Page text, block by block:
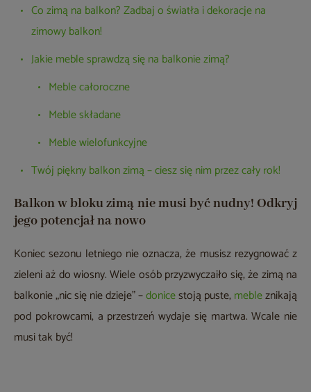
Co zimą na balkon? Zadbaj o światła i dekoracje na
zimowy balkon!
Jakie meble sprawdzą się na balkonie zimą?
Meble całoroczne
Meble składane
Meble wielofunkcyjne
Twój piękny balkon zimą – ciesz się nim przez cały rok!
Balkon w bloku zimą nie musi być nudny! Odkryj
jego potencjał na nowo
Koniec sezonu letniego nie oznacza, że musisz rezygnować z
zieleni aż do wiosny. Wiele osób przyzwyczaiło się, że zimą na
balkonie „nic się nie dzieje” –donicestoją puste, mebleznikają
pod pokrowcami, a przestrzeń wydaje się martwa. Wcale nie
musi tak być!